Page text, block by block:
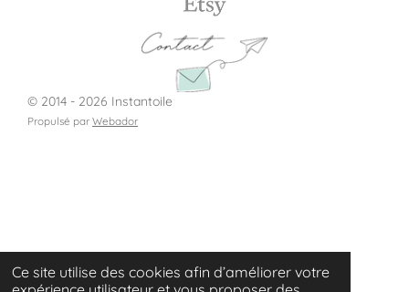
Ce site utilise des cookies afin d’améliorer votre
© 2014 - 2026 Instantoile
Propulsé par Webador